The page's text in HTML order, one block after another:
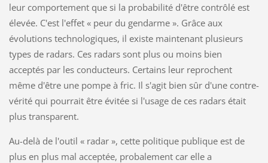
leur comportement que si la probabilité d'être contrôlé est
élevée. C'est l'effet « peur du gendarme ». Grâce aux
évolutions technologiques, il existe maintenant plusieurs
types de radars. Ces radars sont plus ou moins bien
acceptés par les conducteurs. Certains leur reprochent
même d'être une pompe à fric. Il s'agit bien sûr d'une contre-
vérité qui pourrait être évitée si l'usage de ces radars était
plus transparent.
Au-delà de l'outil « radar », cette politique publique est de
plus en plus mal acceptée, probalement car elle a